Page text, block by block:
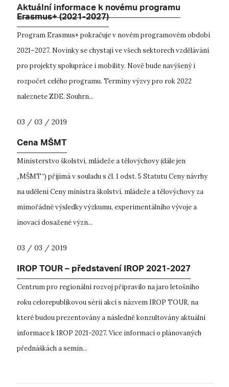
Aktuální informace k novému programu
Erasmus+ (2021-2027)
Program Erasmus+ pokračuje v novém programovém období
2021–2027. Novinky se chystají ve všech sektorech vzdělávání
pro projekty spolupráce i mobility. Nově bude navýšený i
rozpočet celého programu. Termíny výzvy pro rok 2022
naleznete ZDE. Souhrn...
03 / 03 / 2019
Cena MŠMT
Ministerstvo školství, mládeže a tělovýchovy (dále jen
„MŠMT“) přijímá v souladu s čl. 1 odst. 5 Statutu Ceny návrhy
na udělení Ceny ministra školství, mládeže a tělovýchovy za
mimořádné výsledky výzkumu, experimentálního vývoje a
inovací dosažené význ...
03 / 03 / 2019
IROP TOUR – představení IROP 2021-2027
Centrum pro regionální rozvoj připravilo na jaro letošního
roku celorepublikovou sérii akcí s názvem IROP TOUR, na
které budou prezentovány a následně konzultovány aktuální
informace k IROP 2021-2027. Více informací o plánovaných
přednáškách a semin...